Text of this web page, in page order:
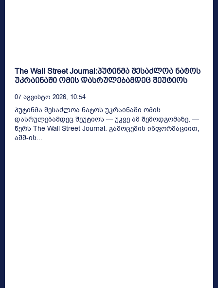
The Wall Street Journal:პუტინმა შესაძლოა ნატოს
უკრაინაში ომის დასრულებამდეც შეუტიოს
07 Აგვისტო 2026, 10:54
პუტინმა შესაძლოა ნატოს უკრაინაში ომის
დასრულებამდეც შეუტიოს — უკვე ამ შემოდგომაზე, —
წერს The Wall Street Journal. გამოცემის ინფორმაციით,
აშშ-ის...